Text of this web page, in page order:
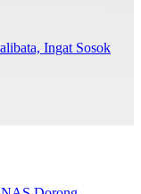
Ingat Sosok